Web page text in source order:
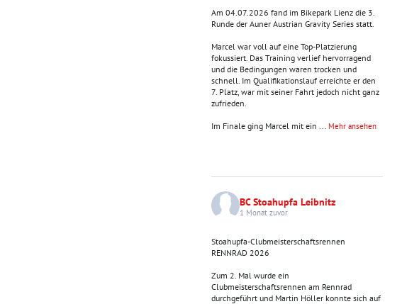
Am 04.07.2026 fand im Bikepark Lienz die 3.
Runde der Auner Austrian Gravity Series statt.
Marcel war voll auf eine Top-Platzierung
fokussiert. Das Training verlief hervorragend
und die Bedingungen waren trocken und
schnell. Im Qualifikationslauf erreichte er den
7. Platz, war mit seiner Fahrt jedoch nicht ganz
zufrieden.
Im Finale ging Marcel mit ein ... Mehr ansehen
BC Stoahupfa Leibnitz
1 Monat zuvor
Stoahupfa-Clubmeisterschaftsrennen
RENNRAD 2026
Zum 2. Mal wurde ein
Clubmeisterschaftsrennen am Rennrad
durchgeführt und Martin Höller konnte sich auf